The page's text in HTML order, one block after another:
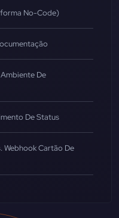
No-Code)
De
De Status
Webhook Cartão De